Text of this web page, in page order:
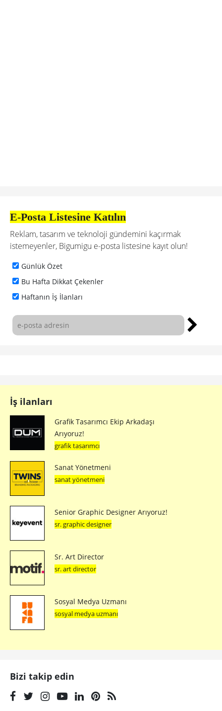
E-Posta Listesine Katılın
Reklam, tasarım ve teknoloji gündemini kaçırmak
istemeyenler, Bigumigu e-posta listesine kayıt olun!
Günlük Özet
Bu Hafta Dikkat Çekenler
Haftanın İş İlanları
İş ilanları
Grafik Tasarımcı Ekip Arkadaşı
Arıyoruz!
grafik tasarımcı
Sanat Yönetmeni
sanat yönetmeni
Senior Graphic Designer Arıyoruz!
sr. graphic designer
Sr. Art Director
sr. art director
Sosyal Medya Uzmanı
sosyal medya uzmanı
Bizi takip edin